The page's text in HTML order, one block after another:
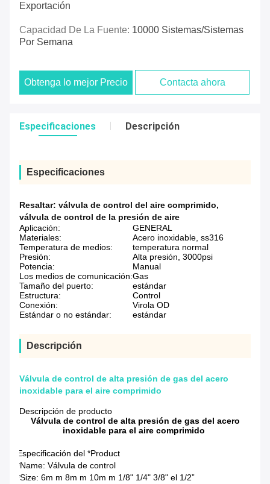
Exportación
Capacidad De La Fuente: 10000 Sistemas/sistemas
Por Semana
Obtenga lo mejor Precio Contacta ahora
Especificaciones Descripción
Especificaciones
Resaltar: válvula de control del aire comprimido,
válvula de control de la presión de aire
Aplicación:
GENERAL
Materiales:
Acero inoxidable, ss316
Temperatura de medios:
temperatura normal
Presión:
Alta presión, 3000psi
Potencia:
Manual
Los medios de comunicación:Gas
Tamaño del puerto:
estándar
Estructura:
Control
Conexión:
Virola OD
Estándar o no estándar:
estándar
Descripción
Válvula de control de alta presión de gas del acero
inoxidable para el aire comprimido
Descripción de producto
Válvula de control de alta presión de gas del acero
inoxidable para el aire comprimido
Especificación del *Product
*Name: Válvula de control
*Size: 6m m 8m m 10m m 1/8" 1/4" 3/8" el 1/2”